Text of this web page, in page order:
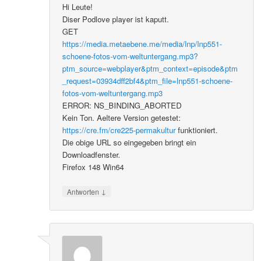
Hi Leute!
Diser Podlove player ist kaputt.
GET
https://media.metaebene.me/media/lnp/lnp551-
schoene-fotos-vom-weltuntergang.mp3?
ptm_source=webplayer&ptm_context=episode&ptm
_request=03934dff2bf4&ptm_file=lnp551-schoene-
fotos-vom-weltuntergang.mp3
ERROR: NS_BINDING_ABORTED
Kein Ton. Aeltere Version getestet:
https://cre.fm/cre225-permakulturfunktioniert.
Die obige URL so eingegeben bringt ein
Downloadfenster.
Firefox 148 Win64
Antworten ↓